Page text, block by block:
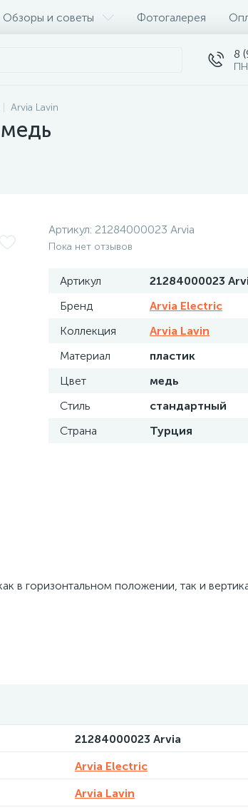
Обзоры и советы Фотогалерея
8
Arvia Lavin
Артикул: 21284000023 Arvia
Пока нет отзывов
Артикул
21284000023
Бренд
Arvia Electric
Коллекция
Arvia Lavin
Материал
пластик
Цвет
медь
Стиль
стандартный
Страна
Турция
в горизонтальном положении, так и
21284000023 Arvia
Arvia Electric
Arvia Lavin